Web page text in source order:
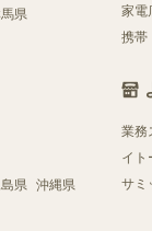
県
県 沖縄県
家電
携帯
業務
イト
サミ